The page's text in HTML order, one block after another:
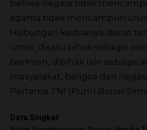
bahwa negara tidak
agama tidak mencampuri
Hubungan keduanya dapat
umat, disatu pihak sebagai
beriman, dipihak lain sebagai
masyarakat, bangsa dan
Pertama TNI (Purn) Bonar
Data Singkat